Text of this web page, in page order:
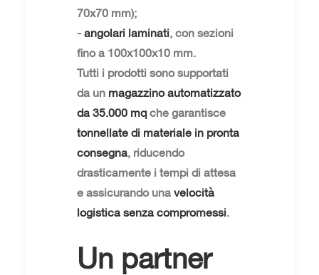
70x70 mm);
- angolari laminati, con sezioni
fino a 100x100x10 mm.
Tutti i prodotti sono supportati
da un magazzino automatizzato
da 35.000 mq che garantisce
tonnellate di materiale in pronta
consegna, riducendo
drasticamente i tempi di attesa
e assicurando una velocità
logistica senza compromessi.
Un partner